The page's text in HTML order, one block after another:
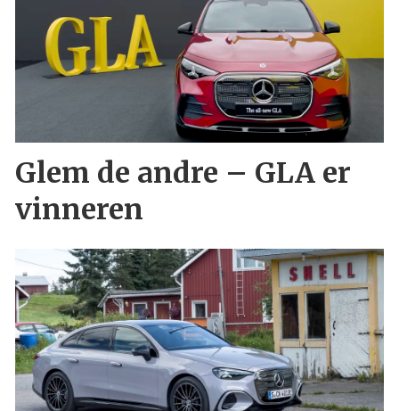
Glem de andre – GLA er
vinneren